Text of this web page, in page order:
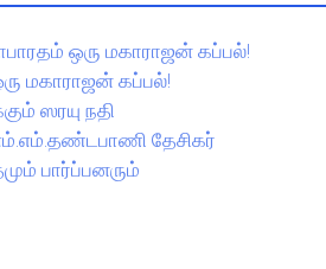
ஒரு மகாராஜன் கப்பல்!
மகாராஜன் கப்பல்!
ஸரயு நதி
தேசிகர்
பார்ப்பனரும்